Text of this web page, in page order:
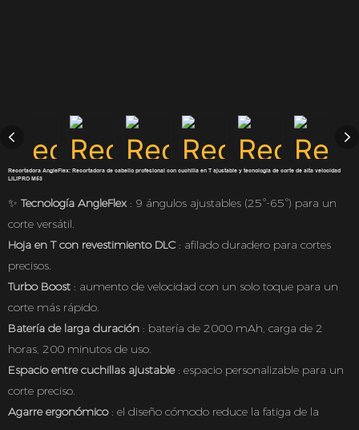
Recortadora AngleFlex: Recortadora de cabello profesional con cuchilla en T ajustable y tecnología de corte de alta velocidad
LILIPRO M53
✨ Tecnología AngleFlex: 9 ángulos ajustables (25°-65°) para un
corte versátil.
Hoja en T con revestimiento DLC: afilado duradero para cortes
precisos.
Turbo Boost : aumento de velocidad con un solo toque para un
corte más rápido.
Batería de larga duración : batería de 2000 mAh, carga de 2
horas, 200 minutos de uso.
Espacio entre cuchillas ajustable: espacio personalizable para un
corte preciso.
Agarre ergonómico: el diseño cómodo reduce la fatiga de la